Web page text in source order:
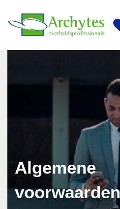
Algemene
voorwaarden